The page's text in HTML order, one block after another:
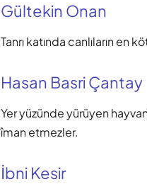
Gültekin Onan
Tanrı katında canlıların en
Hasan Basri Çantay
Yer yüzünde yürüyen
îman etmezler.
İbni Kesir